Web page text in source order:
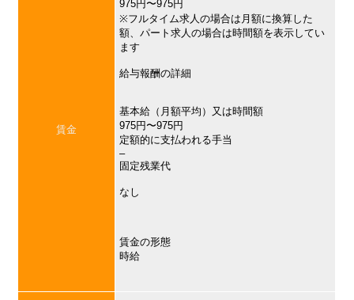
賃金
975円〜975円
※フルタイム求人の場合は月額に換算した
額、パート求人の場合は時間額を表示してい
ます
給与報酬の詳細
基本給（月額平均）又は時間額
975円〜975円
定額的に支払われる手当
–
固定残業代
なし
賃金の形態
時給